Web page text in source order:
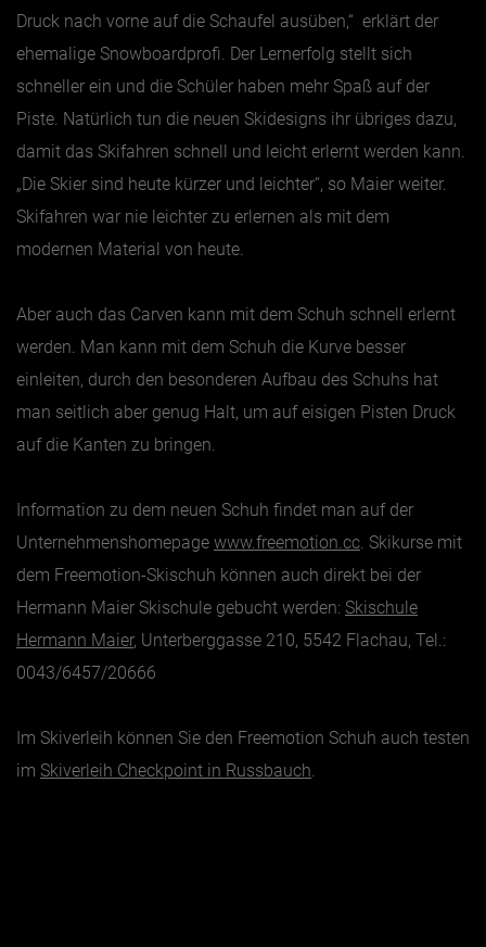
Druck nach vorne auf die Schaufel ausüben,“ erklärt der
ehemalige Snowboardprofi. Der Lernerfolg stellt sich
schneller ein und die Schüler haben mehr Spaß auf der
Piste. Natürlich tun die neuen Skidesigns ihr übriges dazu,
damit das Skifahren schnell und leicht erlernt werden kann.
„Die Skier sind heute kürzer und leichter“, so Maier weiter.
Skifahren war nie leichter zu erlernen als mit dem
modernen Material von heute.
Aber auch das Carven kann mit dem Schuh schnell erlernt
werden. Man kann mit dem Schuh die Kurve besser
einleiten, durch den besonderen Aufbau des Schuhs hat
man seitlich aber genug Halt, um auf eisigen Pisten Druck
auf die Kanten zu bringen.
Information zu dem neuen Schuh findet man auf der
Unternehmenshomepage www.freemotion.cc . Skikurse mit
dem Freemotion-Skischuh können auch direkt bei der
Hermann Maier Skischule gebucht werden: Skischule
Hermann Maier, Unterberggasse 210, 5542 Flachau, Tel.:
0043/6457/20666
Im Skiverleih können Sie den Freemotion Schuh auch testen
im Skiverleih Checkpoint in Russbauch